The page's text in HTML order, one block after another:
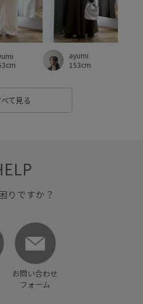
タン 長財布 高見え
ayumi
153cm
て見る
りですか？
お問い合わせ
フォーム